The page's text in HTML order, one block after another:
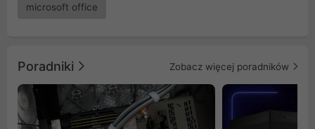
microsoft office
Poradniki Zobacz więcej poradników